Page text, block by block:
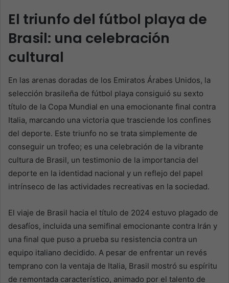
El triunfo del fútbol playa de
Brasil: una celebración
cultural
En las arenas doradas de los Emiratos Árabes Unidos, la
selección brasileña de fútbol playa consiguió su sexto
título de la Copa Mundial en una emocionante final contra
Italia, marcando una victoria que trasciende los confines
del deporte. Este triunfo no se trata simplemente de
conseguir un trofeo; es una celebración de la vibrante
cultura de Brasil, un testimonio de la importancia del
deporte en la identidad nacional y un reflejo del papel
intrínseco de las actividades recreativas en la sociedad.
El viaje de Brasil hacia el título de 2024 estuvo plagado de
desafíos, incluida una semifinal emocionante contra Irán y
una final que puso a prueba su resistencia contra un
equipo italiano decidido. A pesar de enfrentar un revés
temprano con la ventaja de Italia, Brasil mostró su espíritu
de remontada característico, animado por el talento de